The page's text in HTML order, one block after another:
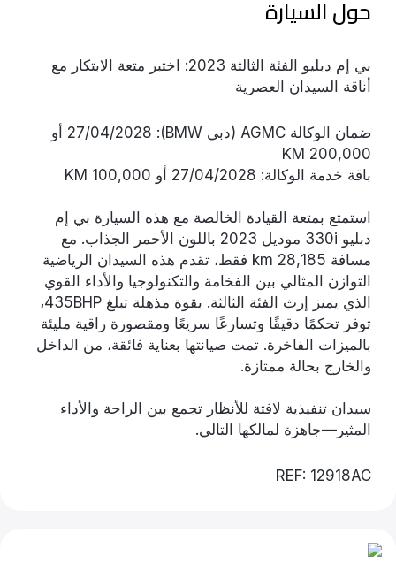
حول السيارة
بي إم دبليو الفئة الثالثة 2023: اختبر متعة الابتكار مع
أناقة السيدان العصرية
ضمان الوكالة AGMC (دبي BMW): 27/04/2028 أو
200,000 KM
باقة خدمة الوكالة: 27/04/2028 أو 100,000 KM
استمتع بمتعة القيادة الخالصة مع هذه السيارة بي إم
دبليو 330i موديل 2023 باللون الأحمر الجذاب. مع
مسافة 28,185 km فقط، تقدم هذه السيدان الرياضية
التوازن المثالي بين الفخامة والتكنولوجيا والأداء القوي
الذي يميز إرث الفئة الثالثة. بقوة مذهلة تبلغ 435BHP،
توفر تحكمًا دقيقًا وتسارعًا سريعًا ومقصورة راقية مليئة
بالميزات الفاخرة. تمت صيانتها بعناية فائقة، من الداخل
والخارج بحالة ممتازة.
سيدان تنفيذية لافتة للأنظار تجمع بين الراحة والأداء
المثير—جاهزة لمالكها التالي.
REF: 12918AC